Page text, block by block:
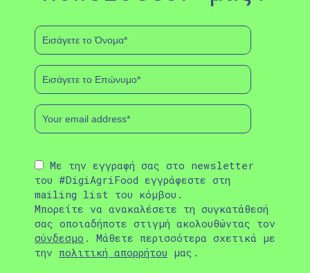
Με την εγγραφή σας στο newsletter
του #DigiAgriFood εγγράφεστε στη
mailing list του κόμβου.
Μπορείτε να ανακαλέσετε τη συγκατάθεσή
σας οποιαδήποτε στιγμή ακολουθώντας τον
σύνδεσμο . Μάθετε περισσότερα σχετικά με
την πολιτική απορρήτου μας.